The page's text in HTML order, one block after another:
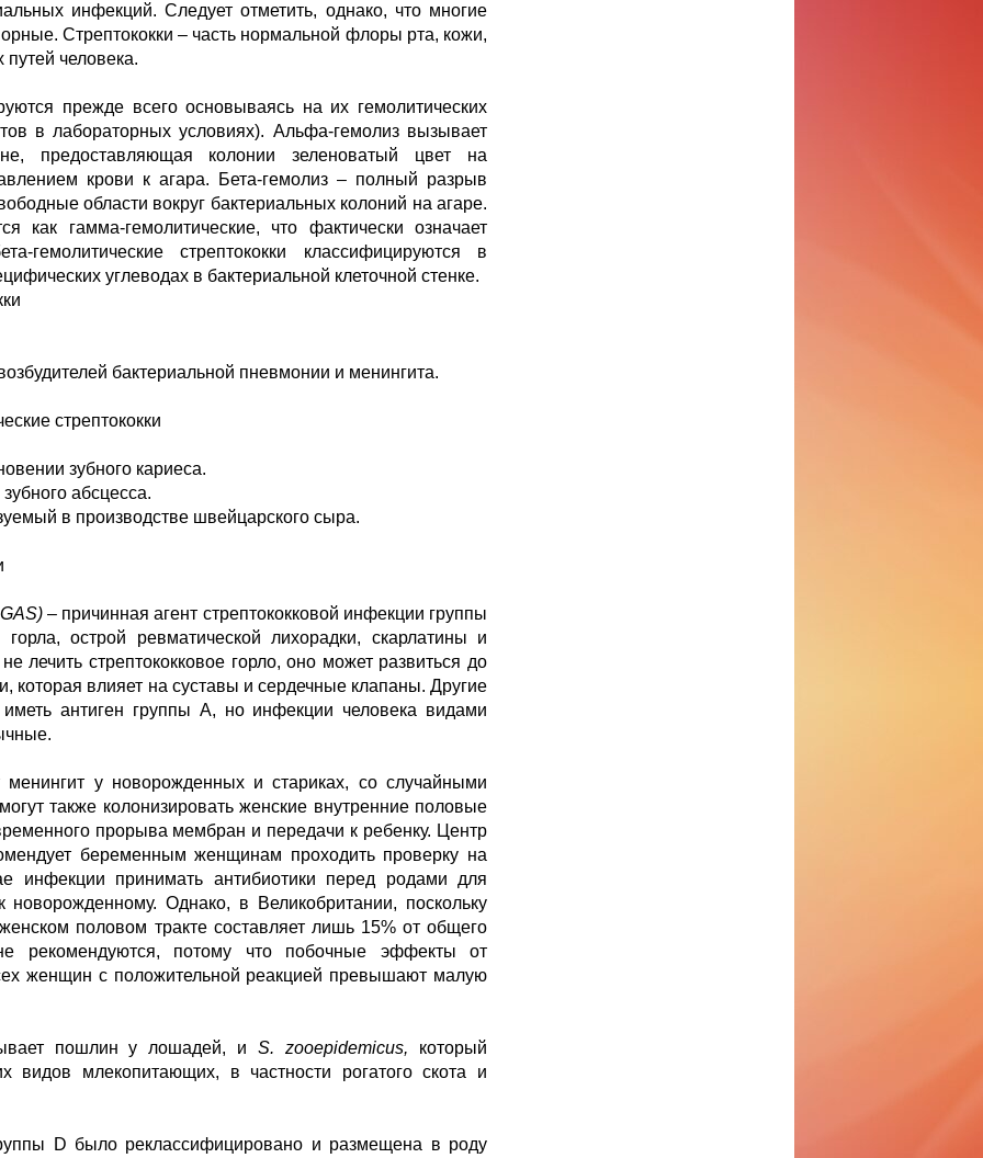
инфекций. Следует отметить, однако, что многие
Стрептококки – часть нормальной флоры рта, кожи,
человека.
прежде всего основываясь на их гемолитических
в лабораторных условиях). Альфа-гемолиз вызывает
предоставляющая колонии зеленоватый цвет на
крови к агара. Бета-гемолиз – полный разрыв
области вокруг бактериальных колоний на агаре.
как гамма-гемолитические, что фактически означает
гемолитические стрептококки классифицируются в
углеводах в бактериальной клеточной стенке.
бактериальной пневмонии и менингита.
стрептококки
зубного кариеса.
абсцесса.
в производстве швейцарского сыра.
GAS)– причинная агент стрептококковой инфекции группы
горла, острой ревматической лихорадки, скарлатины и
лечить стрептококковое горло, оно может развиться до
которая влияет на суставы и сердечные клапаны. Другие
иметь антиген группы A, но инфекции человека видами
у новорожденных и стариках, со случайными
также колонизировать женские внутренние половые
прорыва мембран и передачи к ребенку. Центр
беременным женщинам проходить проверку на
инфекции принимать антибиотики перед родами для
Однако, в Великобритании, поскольку
половом тракте составляет лишь 15% от общего
рекомендуются, потому что побочные эффекты от
женщин с положительной реакцией превышают малую
пошлин у лошадей, иS. zooepidemicus, который
видов млекопитающих, в частности рогатого скота и
D было реклассифицировано и размещена в роду